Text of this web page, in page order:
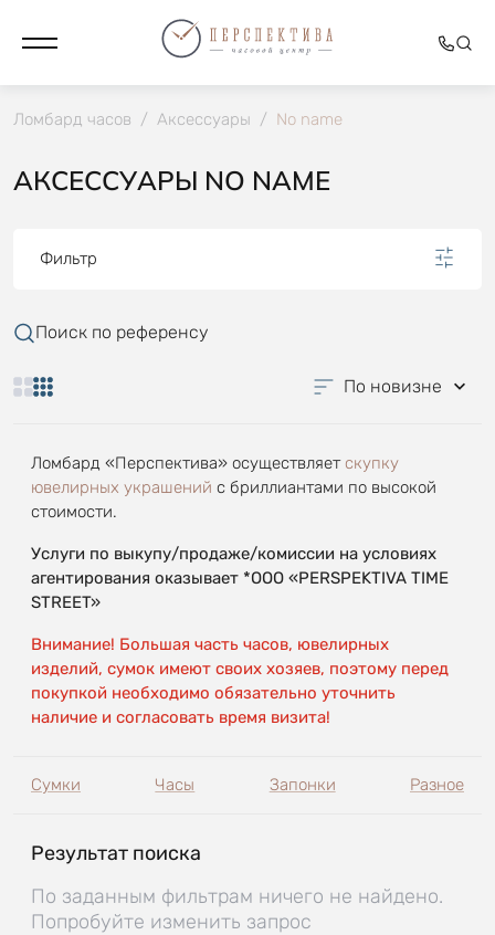
Ломбард часов / Аксессуары / No name
АКСЕССУАРЫ NO NAME
Фильтр
Поиск по референсу
По новизне
Ломбард «Перспектива» осуществляет скупку
ювелирных украшений с бриллиантами по высокой
стоимости.
Услуги по выкупу/продаже/комиссии на условиях
агентирования оказывает *OOO «PERSPEKTIVA TIME
STREET»
Внимание! Большая часть часов, ювелирных
изделий, сумок имеют своих хозяев, поэтому перед
покупкой необходимо обязательно уточнить
наличие и согласовать время визита!
Сумки Часы Запонки Разное
Результат поиска
По заданным фильтрам ничего не найдено.
Попробуйте изменить запрос